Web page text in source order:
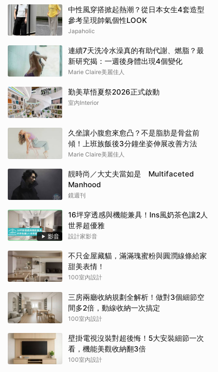
中性風穿搭掀起熱潮？從日本女生4套造型
參考呈現帥氣個性LOOK
Japaholic
連續7天洗冷水澡真的有助代謝、燃脂？最
新研究揭：一週後身體出現4個變化
Marie Claire美麗佳人
勤美草悟夏祭2026正式啟動
室內Interior
久坐讓小腹愈來愈凸？不是脂肪是骨盆前
傾！上班族飯後3分鐘坐姿伸展改善方法
Marie Claire美麗佳人
靚時尚／大丈夫當如是 Multifaceted
Manhood
鏡週刊
影音
16坪穿透感與機能兼具！Ins風奶茶色讓2人
世界超優雅
設計家影音
不只金屋藏貓，滿滿瑰蜜粉與圓潤線條給家
甜美表情！
100室內設計
三房兩廳收納規劃全解析！做對3個細節空
間多2倍，動線收納一次搞定
100室內設計
壁掛電視沒裝對超後悔！5大安裝細節一次
看，機能美觀收納翻3倍
100室內設計